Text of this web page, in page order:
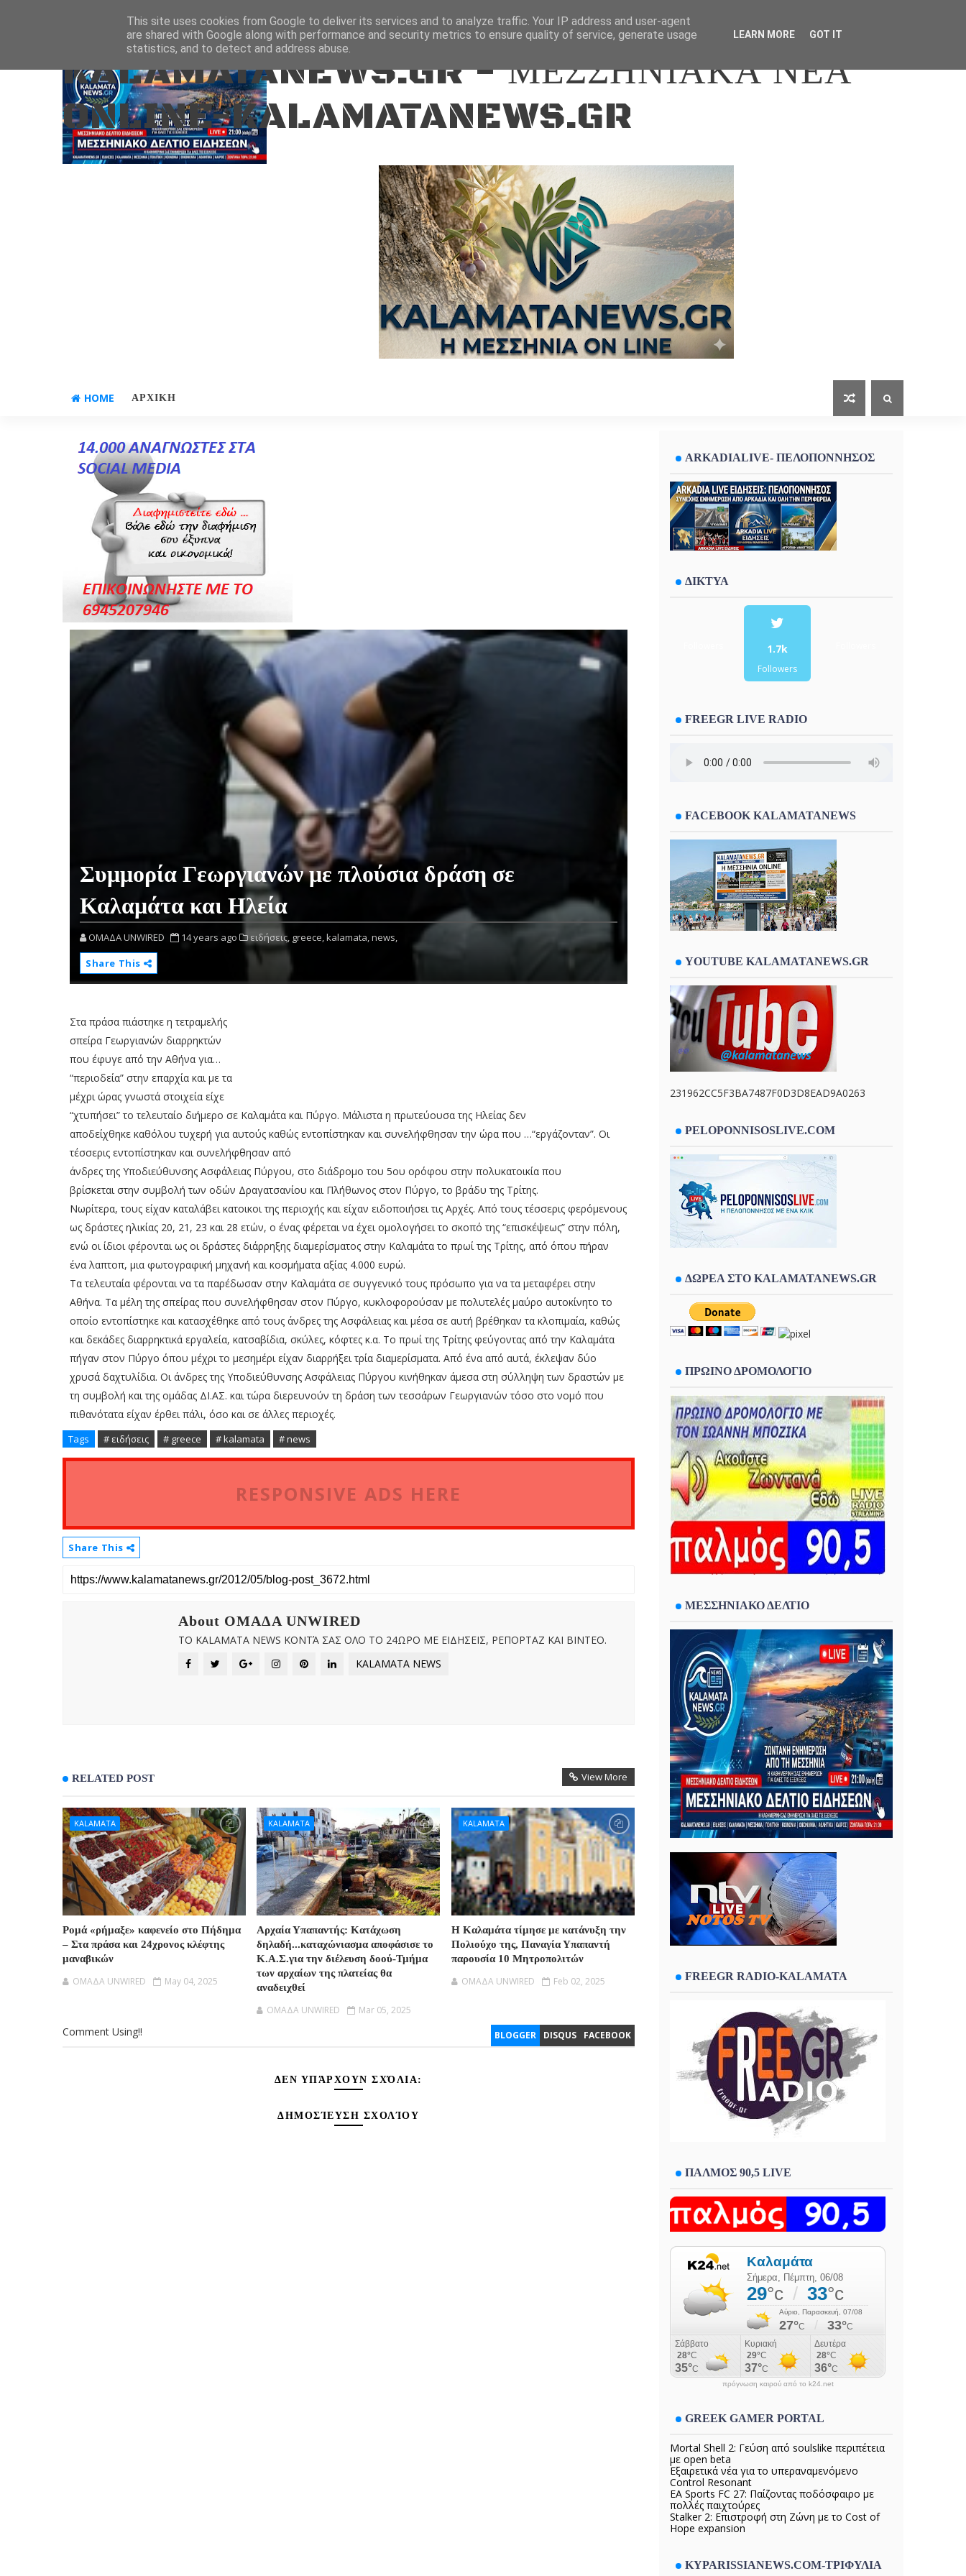
Aug 6, 2026
KALAMATANEWS.GR - ΜΕΣΣΗΝΙΑΚΑ ΝΕΑ
ONLINE-KALAMATANEWS.GR
HOME ΑΡΧΙΚΗ
Συμμορία Γεωργιανών με πλούσια δράση σε
Καλαμάτα και Ηλεία
OMAΔΑ UNWIRED 14 years ago ειδήσεις, greece, kalamata, news,
Share This
Στα πράσα πιάστηκε η τετραμελής
σπείρα Γεωργιανών διαρρηκτών
που έφυγε από την Αθήνα για…
“περιοδεία” στην επαρχία και με τα
μέχρι ώρας γνωστά στοιχεία είχε
“χτυπήσει” το τελευταίο διήμερο σε Καλαμάτα και Πύργο. Μάλιστα η πρωτεύουσα της Ηλείας δεν
αποδείχθηκε καθόλου τυχερή για αυτούς καθώς εντοπίστηκαν και συνελήφθησαν την ώρα που …“εργάζονταν”. Οι
τέσσερις εντοπίστηκαν και συνελήφθησαν από
άνδρες της Υποδιεύθυνσης Ασφάλειας Πύργου, στο διάδρομο του 5ου ορόφου στην πολυκατοικία που
βρίσκεται στην συμβολή των οδών Δραγατσανίου και Πλήθωνος στον Πύργο, το βράδυ της Τρίτης.
Νωρίτερα, τους είχαν καταλάβει κατοικοι της περιοχής και είχαν ειδοποιήσει τις Αρχές. Από τους τέσσερις φερόμενους
ως δράστες ηλικίας 20, 21, 23 και 28 ετών, ο ένας φέρεται να έχει ομολογήσει το σκοπό της “επισκέψεως” στην πόλη,
ενώ οι ίδιοι φέρονται ως οι δράστες διάρρηξης διαμερίσματος στην Καλαμάτα το πρωί της Τρίτης, από όπου πήραν
ένα λαπτοπ, μια φωτογραφική μηχανή και κοσμήματα αξίας 4.000 ευρώ.
Τα τελευταία φέρονται να τα παρέδωσαν στην Καλαμάτα σε συγγενικό τους πρόσωπο για να τα μεταφέρει στην
Αθήνα. Τα μέλη της σπείρας που συνελήφθησαν στον Πύργο, κυκλοφορούσαν με πολυτελές μαύρο αυτοκίνητο το
οποίο εντοπίστηκε και κατασχέθηκε από τους άνδρες της Ασφάλειας και μέσα σε αυτή βρέθηκαν τα κλοπιμαία, καθώς
και δεκάδες διαρρηκτικά εργαλεία, κατσαβίδια, σκύλες, κόφτες κ.α. Το πρωί της Τρίτης φεύγοντας από την Καλαμάτα
πήγαν στον Πύργο όπου μέχρι το μεσημέρι είχαν διαρρήξει τρία διαμερίσματα. Από ένα από αυτά, έκλεψαν δύο
χρυσά δαχτυλίδια. Οι άνδρες της Υποδιεύθυνσης Ασφάλειας Πύργου κινήθηκαν άμεσα στη σύλληψη των δραστών με
τη συμβολή και της ομάδας ΔΙ.ΑΣ. και τώρα διερευνούν τη δράση των τεσσάρων Γεωργιανών τόσο στο νομό που
πιθανότατα είχαν έρθει πάλι, όσο και σε άλλες περιοχές.
Tags # ειδήσεις # greece # kalamata # news
RESPONSIVE ADS HERE
Share This
About OMAΔΑ UNWIRED
ΤΟ KALAMATA NEWS ΚΟΝΤΆ ΣΑΣ ΟΛΟ ΤΟ 24ΩΡΟ ΜΕ ΕΙΔΗΣΕΙΣ, ΡΕΠΟΡΤΑΖ ΚΑΙ ΒΙΝΤΕΟ.
KALAMATA NEWS
RELATED POST View More
KALAMATA
Ρομά «ρήμαξε» καφενείο στο Πήδημα
– Στα πράσα και 24χρονος κλέφτης
μαναβικών
OMAΔΑ UNWIRED May 04, 2025
KALAMATA
Αρχαία Υπαπαντής: Κατάχωση
δηλαδή...καταχώνιασμα αποφάσισε το
Κ.Α.Σ.για την διέλευση δοού-Τμήμα
των αρχαίων της πλατείας θα
αναδειχθεί
OMAΔΑ UNWIRED Mar 05, 2025
KALAMATA
Η Καλαμάτα τίμησε με κατάνυξη την
Πολιούχο της, Παναγία Υπαπαντή
παρουσία 10 Μητροπολιτών
OMAΔΑ UNWIRED Feb 02, 2025
BLOGGER DISQUS FACEBOOK
Comment Using!!
ΔΕΝ ΥΠΆΡΧΟΥΝ ΣΧΌΛΙΑ:
ΔΗΜΟΣΊΕΥΣΗ ΣΧΟΛΊΟΥ
ARKADIALIVE- ΠΕΛΟΠΟΝΝΗΣΟΣ
ΔΙΚΤΥΑ
1.7k
Followers
FREEGR LIVE RADIO
FACEBOOK KALAMATANEWS
YOUTUBE KALAMATANEWS.GR
231962CC5F3BA7487F0D3D8EAD9A0263
PELOPONNISOSLIVE.COM
ΔΩΡΕΑ ΣΤΟ KALAMATANEWS.GR
ΠΡΩΙΝΟ ΔΡΟΜΟΛΟΓΙΟ
ΜΕΣΣΗΝΙΑΚΟ ΔΕΛΤΙΟ
FREEGR RADIO-KALAMATA
ΠΑΛΜΟΣ 90,5 LIVE
πρόγνωση καιρού από το k24.net
GREEK GAMER PORTAL
Mortal Shell 2: Γεύση από soulslike περιπέτεια
με open beta
Εξαιρετικά νέα για το υπεραναμενόμενο
Control Resonant
EA Sports FC 27: Παίζοντας ποδόσφαιρο με
πολλές παιχτούρες
Stalker 2: Επιστροφή στη Ζώνη με το Cost of
Hope expansion
KYPARISSIANEWS.COM-ΤΡΙΦΥΛΙΑ
This site uses cookies from Google to deliver its services and to analyze traffic. Your IP address and user-agent
are shared with Google along with performance and security metrics to ensure quality of service, generate usage
statistics, and to detect and address abuse.
LEARN MORE GOT IT